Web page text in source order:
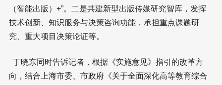
（智能出版）+”。二是共建新型出版传媒研究智库，发挥
技术创新、知识服务与决策咨询功能，承担重点课题研
究、重大项目决策论证等。
丁晓东同时告诉记者，根据《实施意见》指引的改革方
向，结合上海市委、市政府《关于全面深化高等教育综合